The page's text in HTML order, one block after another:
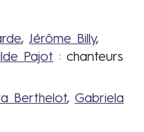
, Jérôme Billy,
Pajot : chanteurs
Berthelot, Gabriela